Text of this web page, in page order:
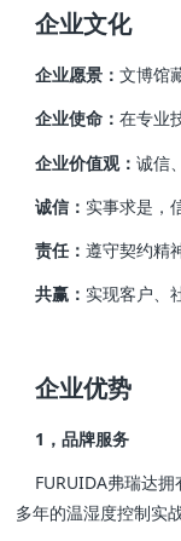
企业文化
企业愿景：文博馆
企业使命：在专业
企业价值观：诚信
诚信： 实事求是，
责任：遵守契约精
共赢： 实现客户、
企业优势
1，品牌服务
FURUIDA弗瑞达拥
多年的温湿度控制实